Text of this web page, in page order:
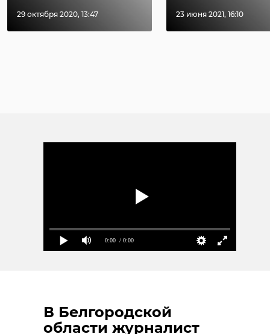
29 октября 2020, 13:47 23 июня 2021, 16:10
0:00 / 0:00
В Белгородской
области журналист